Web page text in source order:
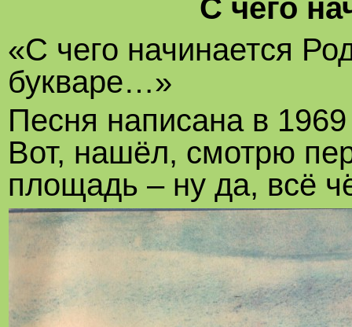
С чего
«С чего начинается
букваре…»
Песня написана в
Вот, нашёл, смотрю
площадь – ну да, всё